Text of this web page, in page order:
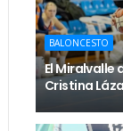
BALONCESTO
El Miralvalle
Cristina